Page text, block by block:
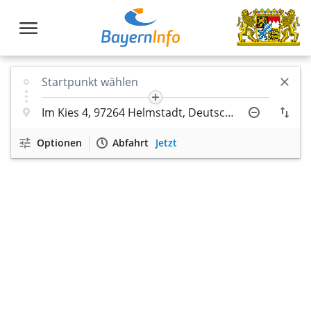
Optionen Abfahrt Jetzt